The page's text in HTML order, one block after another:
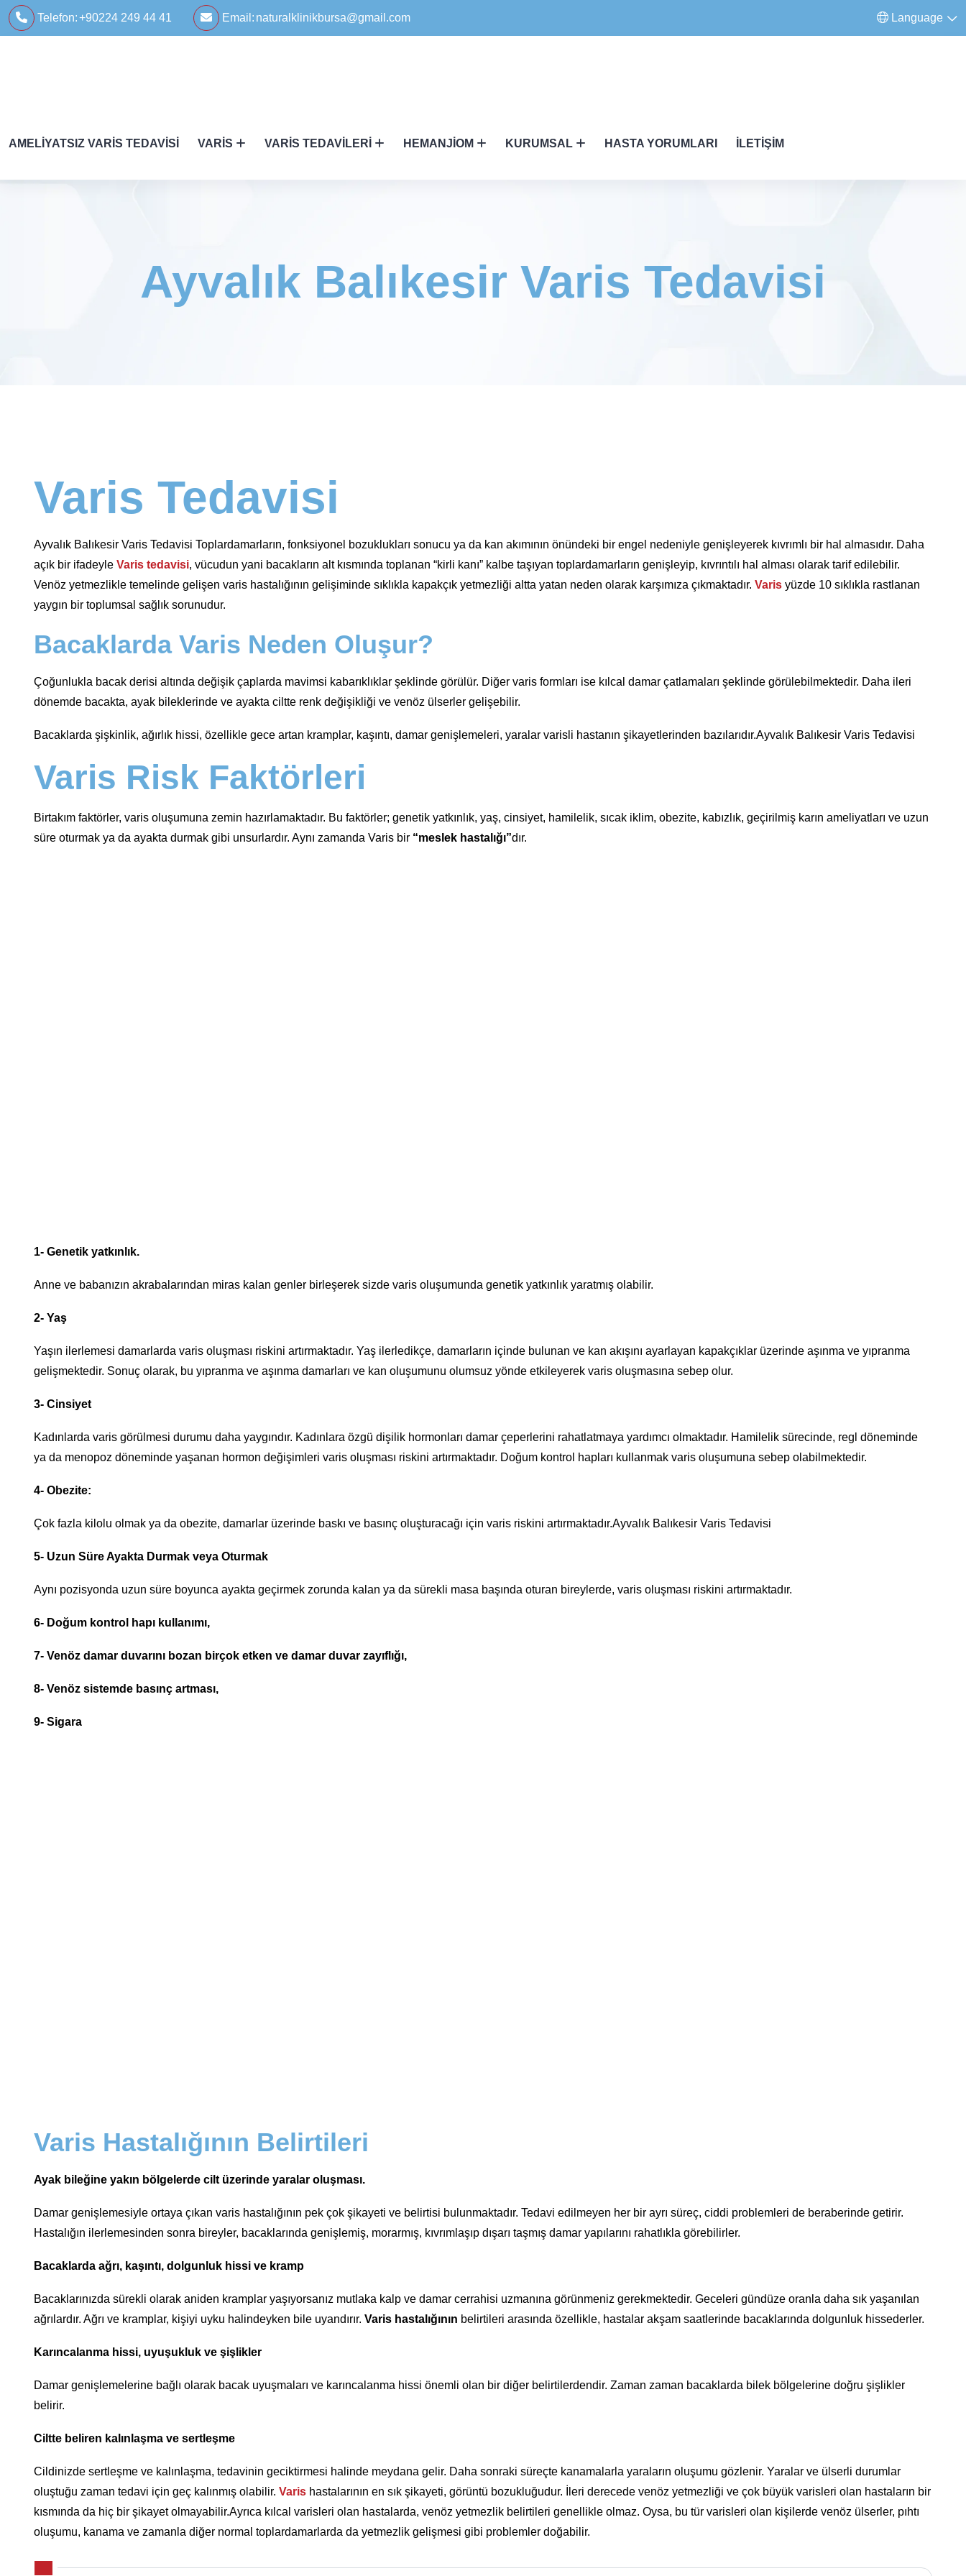
Telefon:+90224 249 44 41 Email: naturalklinikbursa@gmail.com Language
AMELIYATSIZ VARIS TEDAVISI VARIS VARIS TEDAVILERI HEMANJIOM KURUMSAL HASTA YORUMLARI İLETIŞIM
Ayvalık Balıkesir Varis Tedavisi
Varis Tedavisi
Ayvalık Balıkesir Varis Tedavisi Toplardamarların, fonksiyonel bozuklukları sonucu ya da kan akımının önündeki bir engel nedeniyle genişleyerek kıvrımlı bir hal almasıdır. Daha
açık bir ifadeyle Varis tedavisi, vücudun yani bacakların alt kısmında toplanan “kirli kanı” kalbe taşıyan toplardamarların genişleyip, kıvrıntılı hal alması olarak tarif edilebilir.
Venöz yetmezlikle temelinde gelişen varis hastalığının gelişiminde sıklıkla kapakçık yetmezliği altta yatan neden olarak karşımıza çıkmaktadır. Varis yüzde 10 sıklıkla rastlanan
yaygın bir toplumsal sağlık sorunudur.
Bacaklarda Varis Neden Oluşur?
Çoğunlukla bacak derisi altında değişik çaplarda mavimsi kabarıklıklar şeklinde görülür. Diğer varis formları ise kılcal damar çatlamaları şeklinde görülebilmektedir. Daha ileri
dönemde bacakta, ayak bileklerinde ve ayakta ciltte renk değişikliği ve venöz ülserler gelişebilir.
Bacaklarda şişkinlik, ağırlık hissi, özellikle gece artan kramplar, kaşıntı, damar genişlemeleri, yaralar varisli hastanın şikayetlerinden bazılarıdır.Ayvalık Balıkesir Varis Tedavisi
Varis Risk Faktörleri
Birtakım faktörler, varis oluşumuna zemin hazırlamaktadır. Bu faktörler; genetik yatkınlık, yaş, cinsiyet, hamilelik, sıcak iklim, obezite, kabızlık, geçirilmiş karın ameliyatları ve uzun
süre oturmak ya da ayakta durmak gibi unsurlardır. Aynı zamanda Varis bir “meslek hastalığı”dır.
1- Genetik yatkınlık.
Anne ve babanızın akrabalarından miras kalan genler birleşerek sizde varis oluşumunda genetik yatkınlık yaratmış olabilir.
2- Yaş
Yaşın ilerlemesi damarlarda varis oluşması riskini artırmaktadır. Yaş ilerledikçe, damarların içinde bulunan ve kan akışını ayarlayan kapakçıklar üzerinde aşınma ve yıpranma
gelişmektedir. Sonuç olarak, bu yıpranma ve aşınma damarları ve kan oluşumunu olumsuz yönde etkileyerek varis oluşmasına sebep olur.
3- Cinsiyet
Kadınlarda varis görülmesi durumu daha yaygındır. Kadınlara özgü dişilik hormonları damar çeperlerini rahatlatmaya yardımcı olmaktadır. Hamilelik sürecinde, regl döneminde
ya da menopoz döneminde yaşanan hormon değişimleri varis oluşması riskini artırmaktadır. Doğum kontrol hapları kullanmak varis oluşumuna sebep olabilmektedir.
4- Obezite:
Çok fazla kilolu olmak ya da obezite, damarlar üzerinde baskı ve basınç oluşturacağı için varis riskini artırmaktadır.Ayvalık Balıkesir Varis Tedavisi
5- Uzun Süre Ayakta Durmak veya Oturmak
Aynı pozisyonda uzun süre boyunca ayakta geçirmek zorunda kalan ya da sürekli masa başında oturan bireylerde, varis oluşması riskini artırmaktadır.
6- Doğum kontrol hapı kullanımı,
7- Venöz damar duvarını bozan birçok etken ve damar duvar zayıflığı,
8- Venöz sistemde basınç artması,
9- Sigara
Varis Hastalığının Belirtileri
Ayak bileğine yakın bölgelerde cilt üzerinde yaralar oluşması.
Damar genişlemesiyle ortaya çıkan varis hastalığının pek çok şikayeti ve belirtisi bulunmaktadır. Tedavi edilmeyen her bir ayrı süreç, ciddi problemleri de beraberinde getirir.
Hastalığın ilerlemesinden sonra bireyler, bacaklarında genişlemiş, morarmış, kıvrımlaşıp dışarı taşmış damar yapılarını rahatlıkla görebilirler.
Bacaklarda ağrı, kaşıntı, dolgunluk hissi ve kramp
Bacaklarınızda sürekli olarak aniden kramplar yaşıyorsanız mutlaka kalp ve damar cerrahisi uzmanına görünmeniz gerekmektedir. Geceleri gündüze oranla daha sık yaşanılan
ağrılardır. Ağrı ve kramplar, kişiyi uyku halindeyken bile uyandırır. Varis hastalığının belirtileri arasında özellikle, hastalar akşam saatlerinde bacaklarında dolgunluk hissederler.
Karıncalanma hissi, uyuşukluk ve şişlikler
Damar genişlemelerine bağlı olarak bacak uyuşmaları ve karıncalanma hissi önemli olan bir diğer belirtilerdendir. Zaman zaman bacaklarda bilek bölgelerine doğru şişlikler
belirir.
Ciltte beliren kalınlaşma ve sertleşme
Cildinizde sertleşme ve kalınlaşma, tedavinin geciktirmesi halinde meydana gelir. Daha sonraki süreçte kanamalarla yaraların oluşumu gözlenir. Yaralar ve ülserli durumlar
oluştuğu zaman tedavi için geç kalınmış olabilir. Varis hastalarının en sık şikayeti, görüntü bozukluğudur. İleri derecede venöz yetmezliği ve çok büyük varisleri olan hastaların bir
kısmında da hiç bir şikayet olmayabilir.Ayrıca kılcal varisleri olan hastalarda, venöz yetmezlik belirtileri genellikle olmaz. Oysa, bu tür varisleri olan kişilerde venöz ülserler, pıhtı
oluşumu, kanama ve zamanla diğer normal toplardamarlarda da yetmezlik gelişmesi gibi problemler doğabilir.